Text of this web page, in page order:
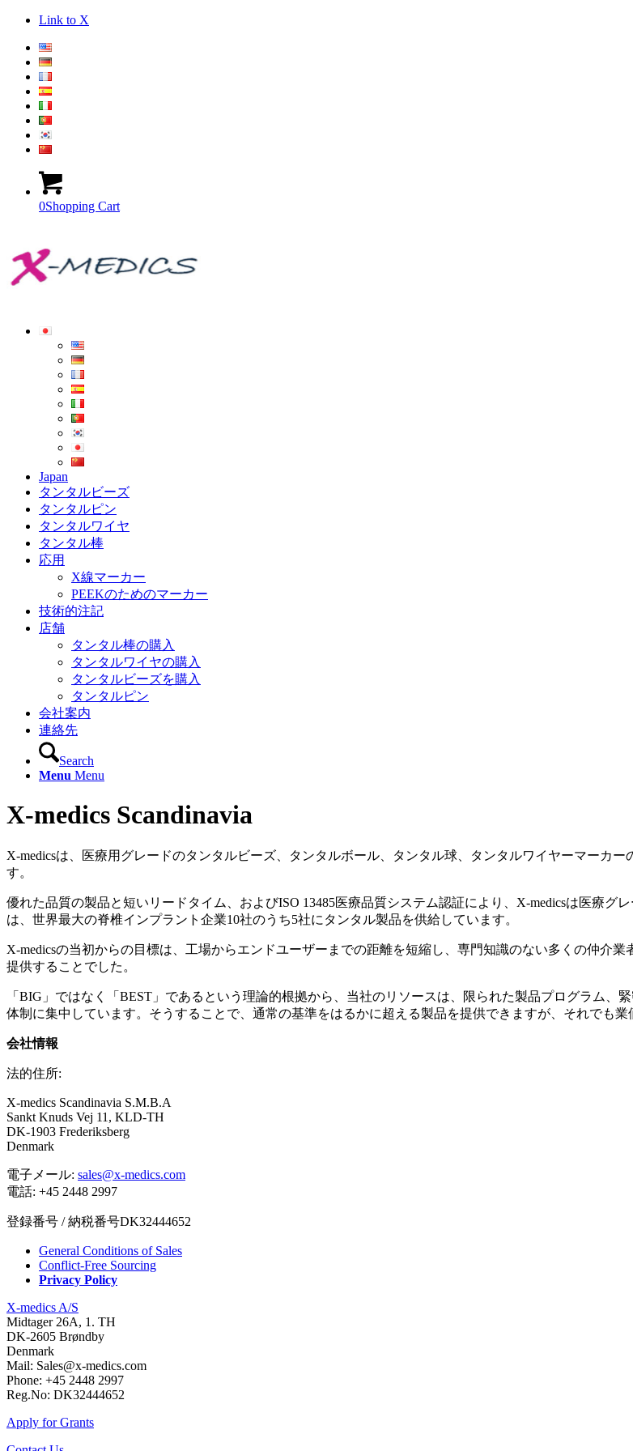
Link to X
0Shopping Cart
Japan
タンタルビーズ
タンタルピン
タンタルワイヤ
タンタル棒
応用
X線マーカー
PEEKのためのマーカー
技術的注記
店舗
タンタル棒の購入
タンタルワイヤの購入
タンタルビーズを購入
タンタルピン
会社案内
連絡先
Search
Menu Menu
X-medics Scandinavia
X-medicsは、医療用グレードのタンタルビーズ、タンタルボール、タンタル球、タンタルワイヤーマーカ
す。
優れた品質の製品と短いリードタイム、およびISO 13485医療品質システム認証により、X-medicsは医療グ
は、世界最大の脊椎インプラント企業10社のうち5社にタンタル製品を供給しています。
X-medicsの当初からの目標は、工場からエンドユーザーまでの距離を短縮し、専門知識のない多くの仲介
提供することでした。
「BIG」ではなく「BEST」であるという理論的根拠から、当社のリソースは、限られた製品プログラム
体制に集中しています。そうすることで、通常の基準をはるかに超える製品を提供できますが、それでも
会社情報
法的住所:
X-medics Scandinavia S.M.B.A
Sankt Knuds Vej 11, KLD-TH
DK-1903 Frederiksberg
Denmark
電子メール: sales@x-medics.com
電話: +45 2448 2997
登録番号 / 納税番号DK32444652
General Conditions of Sales
Conflict-Free Sourcing
Privacy Policy
X-medics A/S
Midtager 26A, 1. TH
DK-2605 Brøndby
Denmark
Mail: Sales@x-medics.com
Phone: +45 2448 2997
Reg.No: DK32444652
Apply for Grants